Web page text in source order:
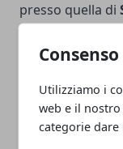
Utilizziamo i
web e il
categorie
presso quella di
Facebook